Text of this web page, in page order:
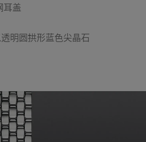
耳盖
明圆拱形蓝色尖晶石